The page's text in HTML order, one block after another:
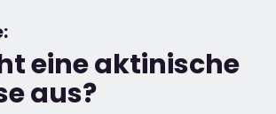
eine aktinische
aus?